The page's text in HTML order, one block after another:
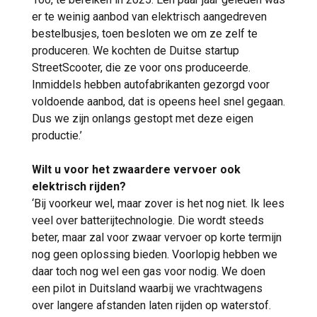
er te weinig aanbod van elektrisch aangedreven
bestelbusjes, toen besloten we om ze zelf te
produceren. We kochten de Duitse startup
StreetScooter, die ze voor ons produceerde.
Inmiddels hebben autofabrikanten gezorgd voor
voldoende aanbod, dat is opeens heel snel gegaan.
Dus we zijn onlangs gestopt met deze eigen
productie.’
Wilt u voor het zwaardere vervoer ook
elektrisch rijden?
‘Bij voorkeur wel, maar zover is het nog niet. Ik lees
veel over batterijtechnologie. Die wordt steeds
beter, maar zal voor zwaar vervoer op korte termijn
nog geen oplossing bieden. Voorlopig hebben we
daar toch nog wel een gas voor nodig. We doen
een pilot in Duitsland waarbij we vrachtwagens
over langere afstanden laten rijden op waterstof.